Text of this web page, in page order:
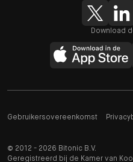
Download
© 2012 - 2026 Bitonic B.V.
Geregistreerd bij de Kamer van
Gebruikersovereenkomst